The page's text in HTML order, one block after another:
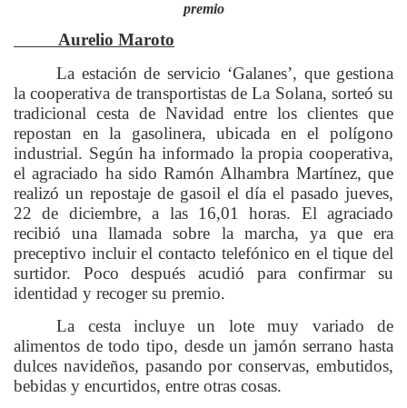
premio
Aurelio Maroto
La estación de servicio ‘Galanes’, que gestiona
la cooperativa de transportistas de La Solana, sorteó su
tradicional cesta de Navidad entre los clientes que
repostan en la gasolinera, ubicada en el polígono
industrial. Según ha informado la propia cooperativa,
el agraciado ha sido Ramón Alhambra Martínez, que
realizó un repostaje de gasoil el día el pasado jueves,
22 de diciembre, a las 16,01 horas. El agraciado
recibió una llamada sobre la marcha, ya que era
preceptivo incluir el contacto telefónico en el tique del
surtidor. Poco después acudió para confirmar su
identidad y recoger su premio.
La cesta incluye un lote muy variado de
alimentos de todo tipo, desde un jamón serrano hasta
dulces navideños, pasando por conservas, embutidos,
bebidas y encurtidos, entre otras cosas.